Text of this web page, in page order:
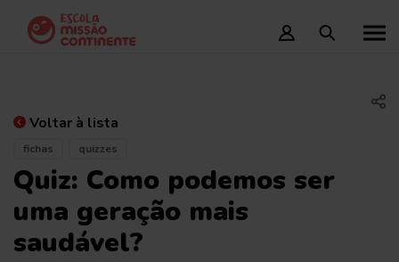
Voltar à lista
fichas quizzes
Quiz: Como podemos ser
uma geração mais
saudável?